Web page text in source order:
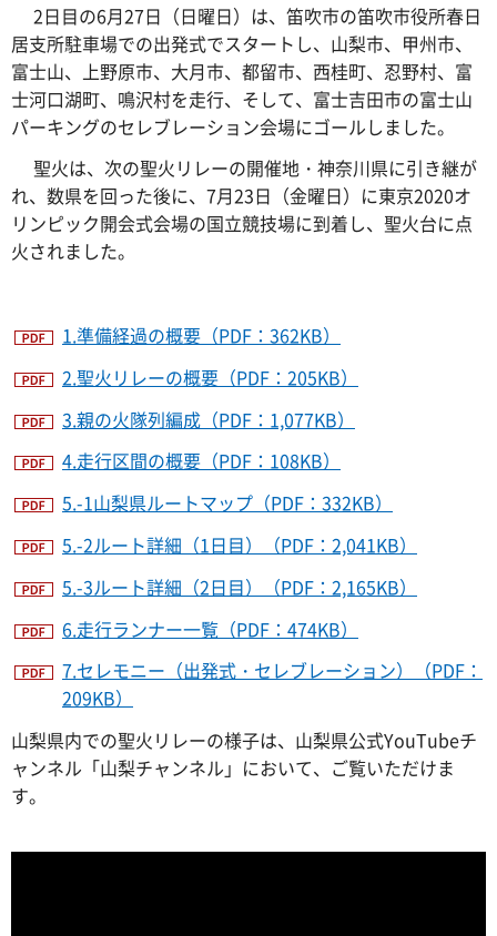
2日目の6月27日（日曜日）は、笛吹市の笛吹市役所春日
居支所駐車場での出発式でスタートし、山梨市、甲州市、
富士山、上野原市、大月市、都留市、西桂町、忍野村、富
士河口湖町、鳴沢村を走行、そして、富士吉田市の富士山
パーキングのセレブレーション会場にゴールしました。
聖火は、次の聖火リレーの開催地・神奈川県に引き継が
れ、数県を回った後に、7月23日（金曜日）に東京2020オ
リンピック開会式会場の国立競技場に到着し、聖火台に点
火されました。
1.準備経過の概要（PDF：362KB）
2.聖火リレーの概要（PDF：205KB）
3.親の火隊列編成（PDF：1,077KB）
4.走行区間の概要（PDF：108KB）
5.-1山梨県ルートマップ（PDF：332KB）
5.-2ルート詳細（1日目）（PDF：2,041KB）
5.-3ルート詳細（2日目）（PDF：2,165KB）
6.走行ランナー一覧（PDF：474KB）
7.セレモニー（出発式・セレブレーション）（PDF：
209KB）
山梨県内での聖火リレーの様子は、山梨県公式YouTubeチ
ャンネル「山梨チャンネル」において、ご覧いただけま
す。